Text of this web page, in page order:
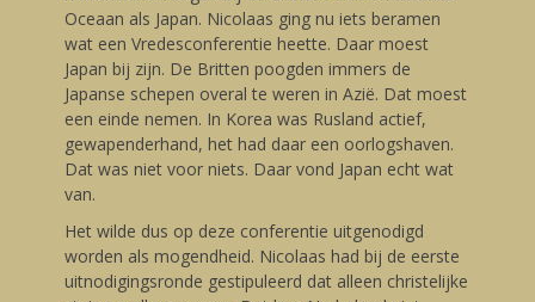
Oceaan als Japan. Nicolaas ging nu iets beramen
wat een Vredesconferentie heette. Daar moest
Japan bij zijn. De Britten poogden immers de
Japanse schepen overal te weren in Azië. Dat moest
een einde nemen. In Korea was Rusland actief,
gewapenderhand, het had daar een oorlogshaven.
Dat was niet voor niets. Daar vond Japan echt wat
van.
Het wilde dus op deze conferentie uitgenodigd
worden als mogendheid. Nicolaas had bij de eerste
uitnodigingsronde gestipuleerd dat alleen christelijke